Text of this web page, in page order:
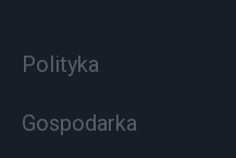
Polityka
Gospodarka